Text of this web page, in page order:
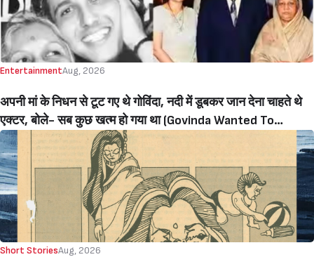
EntertainmentAug, 2026
अपनी मां के निधन से टूट गए थे गोविंदा, नदी में डूबकर जान देना चाहते थे
एक्टर, बोले- सब कुछ खत्म हो गया था (Govinda Wanted To
Commit Suicide In The Narmada River After His Mother
Death)
Short StoriesAug, 2026